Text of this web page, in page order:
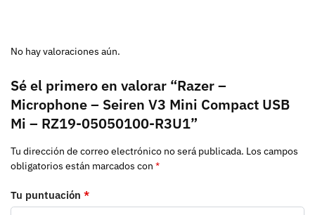
No hay valoraciones aún.
Sé el primero en valorar “Razer –
Microphone – Seiren V3 Mini Compact USB
Mi – RZ19-05050100-R3U1”
Tu dirección de correo electrónico no será publicada. Los campos
obligatorios están marcados con *
Tu puntuación *